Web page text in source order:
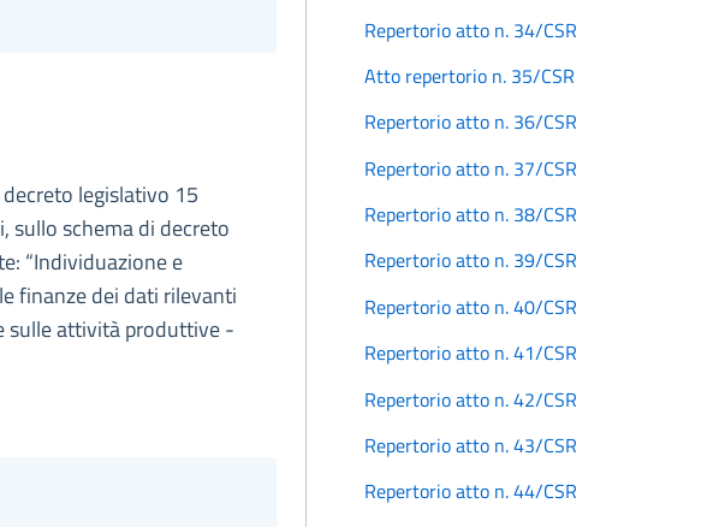
legislativo 15
sullo schema di decreto
“Individuazione e
finanze dei dati rilevanti
sulle attività produttive -
Repertorio atto n. 34/CSR
Atto repertorio n. 35/CSR
Repertorio atto n. 36/CSR
Repertorio atto n. 37/CSR
Repertorio atto n. 38/CSR
Repertorio atto n. 39/CSR
Repertorio atto n. 40/CSR
Repertorio atto n. 41/CSR
Repertorio atto n. 42/CSR
Repertorio atto n. 43/CSR
Repertorio atto n. 44/CSR